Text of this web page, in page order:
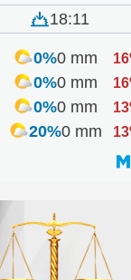
18:11
0%0 mm
0%0 mm
0%0 mm
20%0 mm